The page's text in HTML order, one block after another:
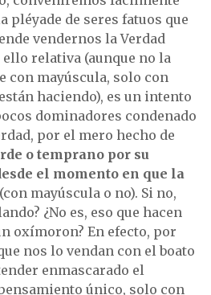
pléyade de seres fatuos que
vendernos la Verdad
relativa (aunque no la
con mayúscula, solo con
haciendo), es un intento
dominadores condenado
por el mero hecho de
o temprano por su
el momento en que la
(con mayúscula o no). Si no,
¿No es, eso que hacen
oxímoron? En efecto, por
nos lo vendan con el boato
enmascarado el
único, solo con